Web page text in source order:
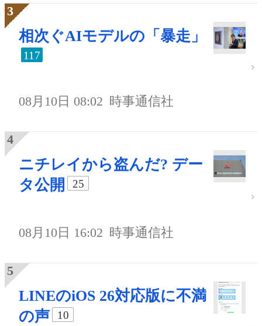
相次ぐAIモデルの「暴走」
117
08月10日 08:02 時事通信社
ニチレイから盗んだ? デー
タ公開
25
08月10日 16:02 時事通信社
LINEのiOS 26対応版に不満
の声
10